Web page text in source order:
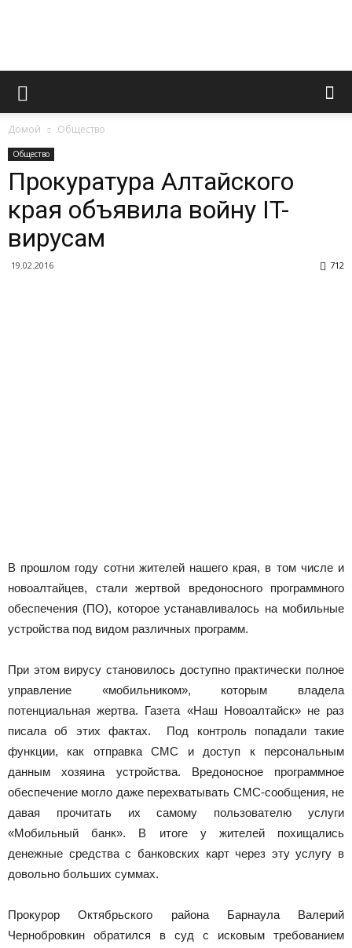
Novoaltaysk.online
Городской
Домой Общество
Общество
Прокуратура Алтайского
края объявила войну IT-
вирусам
19.02.2016 712
В прошлом году сотни жителей нашего края, в том числе и
новоалтайцев, стали жертвой вредоносного программного
обеспечения (ПО), которое устанавливалось на мобильные
устройства под видом различных программ.
При этом вирусу становилось доступно практически полное
управление «мобильником», которым владела
потенциальная жертва. Газета «Наш Новоалтайск» не раз
писала об этих фактах. Под контроль попадали такие
функции, как отправка СМС и доступ к персональным
данным хозяина устройства. Вредоносное программное
обеспечение могло даже перехватывать СМС-сообщения, не
давая прочитать их самому пользователю услуги
«Мобильный банк». В итоге у жителей похищались
денежные средства с банковских карт через эту услугу в
довольно больших суммах.
Прокурор Октябрьского района Барнаула Валерий
Чернобровкин обратился в суд с исковым требованием